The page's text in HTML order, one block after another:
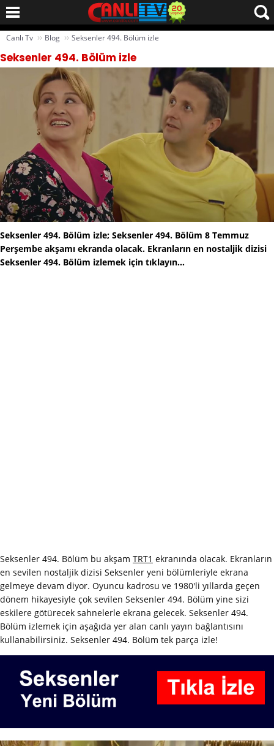
Canlı Tv ›› Blog ›› Seksenler 494. Bölüm izle
Seksenler 494. Bölüm izle
Seksenler 494. Bölüm izle; Seksenler 494. Bölüm 8 Temmuz
Perşembe akşamı ekranda olacak. Ekranların en nostaljik dizisi
Seksenler 494. Bölüm izlemek için tıklayın…
Seksenler 494. Bölüm bu akşam TRT1 ekranında olacak. Ekranların
en sevilen nostaljik dizisi Seksenler yeni bölümleriyle ekrana
gelmeye devam diyor. Oyuncu kadrosu ve 1980'li yıllarda geçen
dönem hikayesiyle çok sevilen Seksenler 494. Bölüm yine sizi
eskilere götürecek sahnelerle ekrana gelecek. Seksenler 494.
Bölüm izlemek için aşağıda yer alan canlı yayın bağlantısını
kullanabilirsiniz. Seksenler 494. Bölüm tek parça izle!